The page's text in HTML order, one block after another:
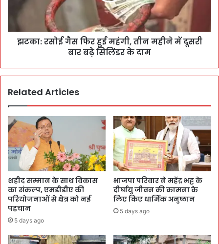
झटका: रसोई गैस फिर हुई महंगी, तीन महीने में दूसरी
बार बढ़े सिलिंडर के दाम
Related Articles
शहीद सम्मान के साथ विकास
का संकल्प, एमडीडीए की
परियोजनाओं से क्षेत्र को नई
पहचान
5 days ago
भाजपा परिवार ने महेंद्र भट्ट के
दीर्घायु जीवन की कामना के
लिए किए धार्मिक अनुष्ठान
5 days ago